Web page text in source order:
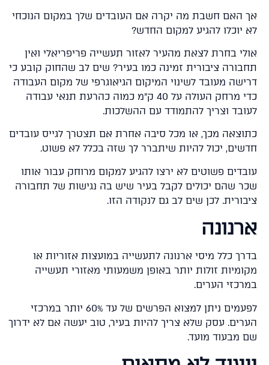
האם חשבת מה יקרה אם העובדים שלך במקום הנוכחי
יוכלו להגיע למקום החדש?
בחרת לצאת מהעיר לאזור תעשייה פריפריאלי ואין
ציבורית זמינה כמו בעיר? שים לב שהחוק קובע כי
מעובד לשינוי המיקום הגיאוגרפי של מקום העבודה
כדי מרחק העולה על 40 ק"מ כמוה כהרעת תנאי עבודה
וצריך להתמודד עם ההשלכות.
מכך, או מכל סיבה אחרת אם תצטרך לגייס עובדים
יכול להיות שיתברר לך שזה בכלל לא פשוט.
פשוטים לא ירצו להגיע למקום מרוחק עבור אותו
שהם יכולים לקבל בעיר שיש בה נגישות של תחבורה
לכן שים לב גם לנקודה הזו.
כלל מיסי ארנונה לתעשייה במועצות אזוריות או
זולות יותר באופן משמעותי מאזורי תעשייה
הערים.
לפעמים ניתן למצוא הפרשים של עד 60% יותר במרכזי
עסק שלא צריך להיות בעיר, טוב יעשה אם לא ידרוך
מבעוד מועד.